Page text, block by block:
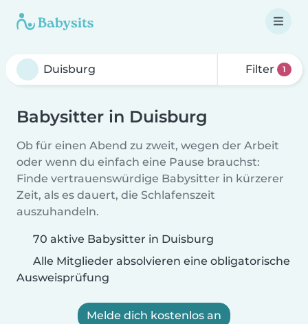
Filter 1
Babysitter in Duisburg
Ob für einen Abend zu zweit, wegen der Arbeit
oder wenn du einfach eine Pause brauchst:
Finde vertrauenswürdige Babysitter in kürzerer
Zeit, als es dauert, die Schlafenszeit
auszuhandeln.
70 aktive Babysitter in Duisburg
Alle Mitglieder absolvieren eine obligatorische
Ausweisprüfung
Melde dich kostenlos an